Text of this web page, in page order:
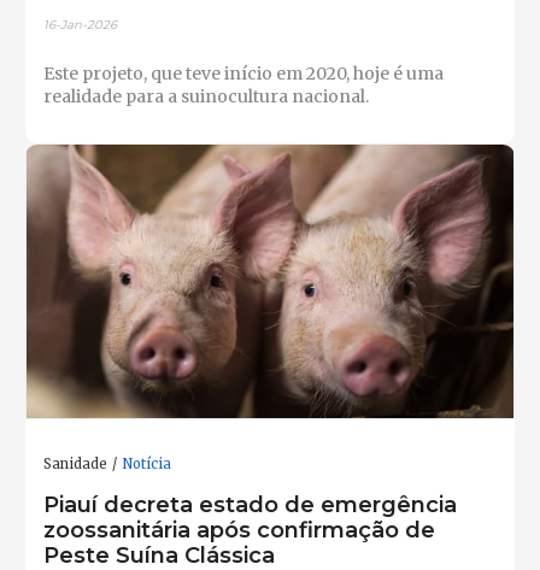
16-Jan-2026
Este projeto, que teve início em 2020, hoje é uma
realidade para a suinocultura nacional.
Sanidade Notícia
Piauí decreta estado de emergência
zoossanitária após confirmação de
Peste Suína Clássica